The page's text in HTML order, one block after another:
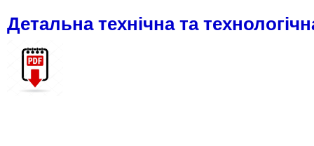
Детальна технічна та